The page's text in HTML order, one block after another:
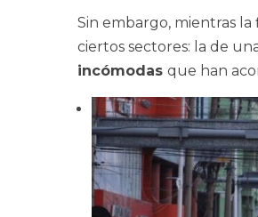
Sin embargo, mientras
ciertos sectores: la de
incómodas que han